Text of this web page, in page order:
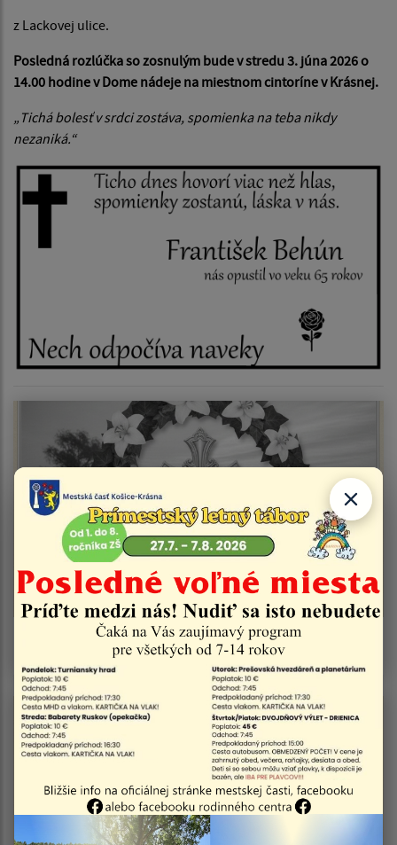
z Lackovej ulice.
Posledná rozlúčka so zosnulým bude v stredu 3. júna 2026 o
14.00 hodine v Dome nádeje na miestnom cintoríne v Krásnej.
„Tichá bolesť v srdci zostáva, spomienka na teba nikdy
nezaniká.“
Smútočné oznámenie - Jozef Matis